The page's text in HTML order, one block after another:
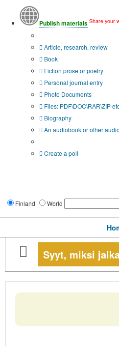
Publish materials Share your
Article, research, review
Book
Fiction prose or poetry
Personal journal entry
Photo Documents
Files: PDF\DOC\RAR\ZIP
Biography
An audiobook or other
Create a poll
Finland World
Syyt, miksi